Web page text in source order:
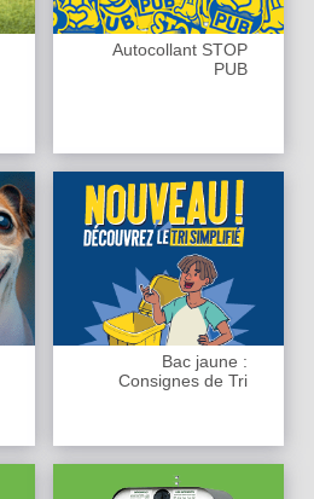
Autocollant STOP
PUB
Bac jaune :
Consignes de Tri